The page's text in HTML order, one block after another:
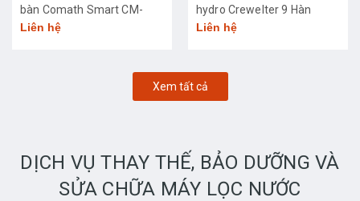
bàn Comath Smart CM-
3668
Liên hệ
hydro Crewelter 9 Hàn
Quốc
Liên hệ
Xem tất cả
DỊCH VỤ THAY THẾ, BẢO DƯỠNG VÀ
SỬA CHỮA MÁY LỌC NƯỚC